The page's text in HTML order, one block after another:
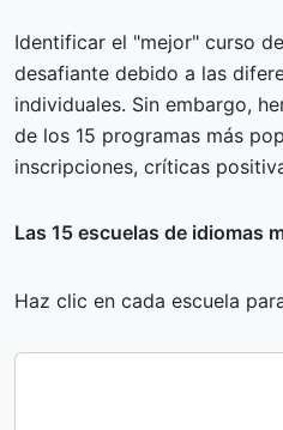
Identificar el "mejor" curso
desafiante debido a las
individuales. Sin embargo,
de los 15 programas más
inscripciones, críticas
Las 15 escuelas de idiomas
Haz clic en cada escuela